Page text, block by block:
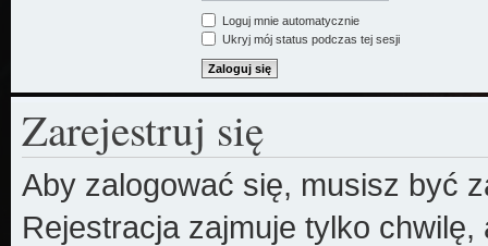
Loguj mnie automatycznie
Ukryj mój status podczas tej sesji
Zarejestruj się
Aby zalogować się, musisz być
Rejestracja zajmuje tylko